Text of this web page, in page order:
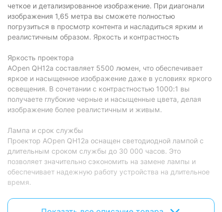
четкое и детализированное изображение. При диагонали
изображения 1,65 метра вы сможете полностью
погрузиться в просмотр контента и насладиться ярким и
реалистичным образом. Яркость и контрастность
Яркость проектора
AOpen QH12a составляет 5500 люмен, что обеспечивает
яркое и насыщенное изображение даже в условиях яркого
освещения. В сочетании с контрастностью 1000:1 вы
получаете глубокие черные и насыщенные цвета, делая
изображение более реалистичным и живым.
Лампа и срок службы
Проектор AOpen QH12a оснащен светодиодной лампой с
длительным сроком службы до 30 000 часов. Это
позволяет значительно сэкономить на замене лампы и
обеспечивает надежную работу устройства на длительное
время.
Звук и интерфейсы